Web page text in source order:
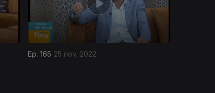
Ep. 165 25 nov. 2022